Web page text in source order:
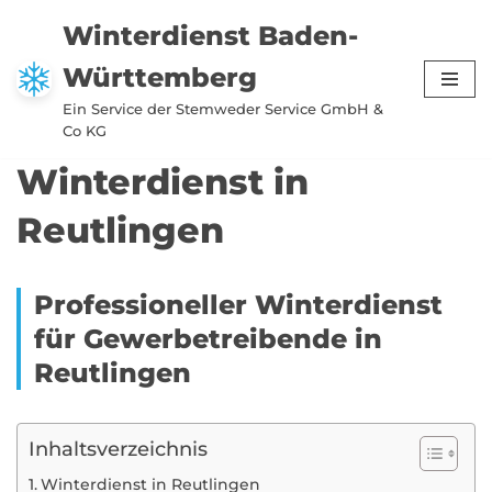
Zum
Inhalt
springen
Winterdienst Baden-
Württemberg
Ein Service der Stemweder Service GmbH &
Co KG
Winterdienst in
Reutlingen
Professioneller Winterdienst
für Gewerbetreibende in
Reutlingen
Inhaltsverzeichnis
Winterdienst in Reutlingen